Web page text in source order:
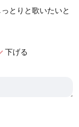
とりと歌いたいと
下げる